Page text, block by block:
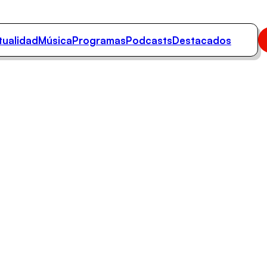
MúsicaProgramasPodcastsDestacados